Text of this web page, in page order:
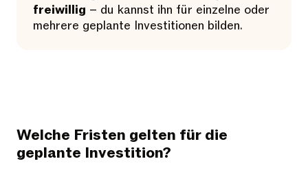
freiwillig – du kannst ihn für einzelne oder
mehrere geplante Investitionen bilden.
Welche Fristen gelten für die
geplante Investition?